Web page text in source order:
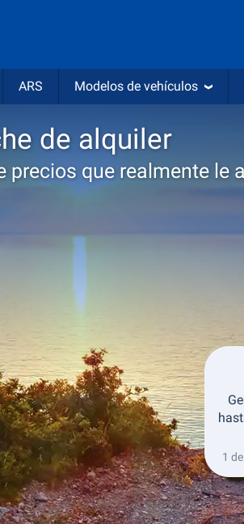
ARS Modelos de vehículos
de alquiler
precios que realmente le
Devolución
1